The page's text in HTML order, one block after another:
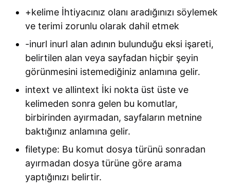
+kelime İhtiyacınız olanı aradığınızı söylemek
ve terimi zorunlu olarak dahil etmek
-inurl inurl alan adının bulunduğu eksi işareti,
belirtilen alan veya sayfadan hiçbir şeyin
görünmesini istemediğiniz anlamına gelir.
intext ve allintext İki nokta üst üste ve
kelimeden sonra gelen bu komutlar,
birbirinden ayırmadan, sayfaların metnine
baktığınız anlamına gelir.
filetype: Bu komut dosya türünü sonradan
ayırmadan dosya türüne göre arama
yaptığınızı belirtir.